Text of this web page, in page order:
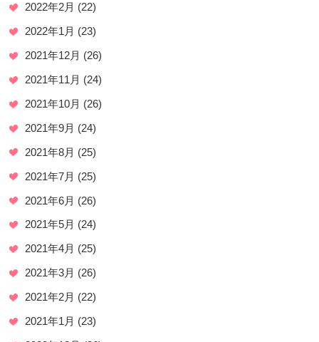
2022年2月 (22)
2022年1月 (23)
2021年12月 (26)
2021年11月 (24)
2021年10月 (26)
2021年9月 (24)
2021年8月 (25)
2021年7月 (25)
2021年6月 (26)
2021年5月 (24)
2021年4月 (25)
2021年3月 (26)
2021年2月 (22)
2021年1月 (23)